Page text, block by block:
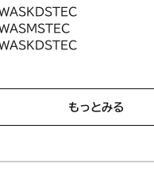
）】1個
ごとくです。
ノーリツコード】SRG7561
もっとみる